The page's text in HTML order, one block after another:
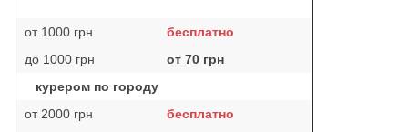
от 1000 грн
бесплатно
до 1000 грн
от 70 грн
курером по городу
от 2000 грн
бесплатно